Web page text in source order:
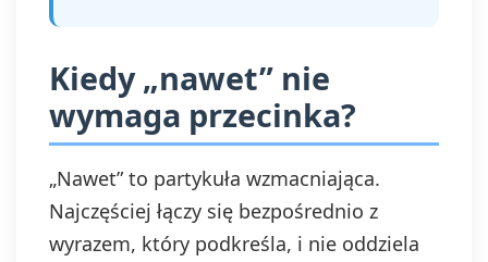
Kiedy „nawet” nie
wymaga przecinka?
„Nawet” to partykuła wzmacniająca.
Najczęściej łączy się bezpośrednio z
wyrazem, który podkreśla, i nie oddziela